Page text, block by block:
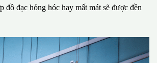
đồ đạc hỏng hóc hay mất mát sẽ được đền